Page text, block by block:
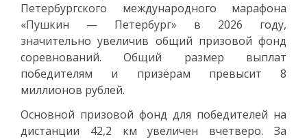
Петербургского международного марафона
«Пушкин — Петербург» в 2026 году,
значительно увеличив общий призовой фонд
соревнований. Общий размер выплат
победителям и призёрам превысит 8
миллионов рублей.
Основной призовой фонд для победителей на
дистанции 42,2 км увеличен вчетверо. За